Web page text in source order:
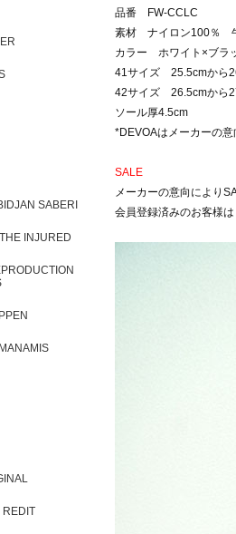
品番 FW-CCLC
素材 ナイロン100％
カラー ホワイト×ブラ
41サイズ 25.5cmから
42サイズ 26.5cmから
ソール厚4.5cm
*DEVOAはメーカーの
SALE
メーカーの意向により
会員登録済みのお客様
SABERI
INJURED
REDIT